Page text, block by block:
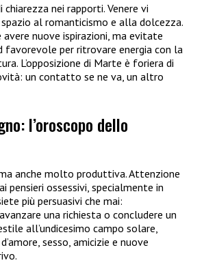
chiarezza nei rapporti. Venere vi
al romanticismo e alla dolcezza.
nuove ispirazioni, ma evitate
favorevole per ritrovare energia con la
L’opposizione di Marte è foriera di
un contatto se ne va, un altro
l’oroscopo dello
anche molto produttiva. Attenzione
pensieri ossessivi, specialmente in
più persuasivi che mai:
una richiesta o concludere un
all’undicesimo campo solare,
sesso, amicizie e nuove